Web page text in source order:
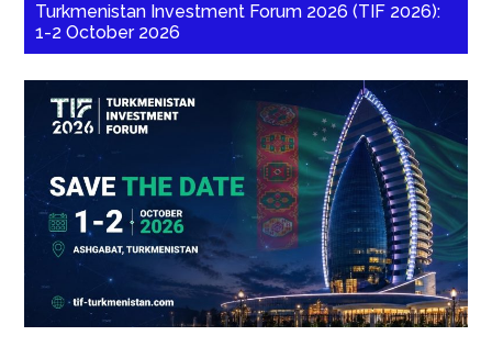
Turkmenistan Investment Forum 2026 (TIF 2026):
1-2 October 2026